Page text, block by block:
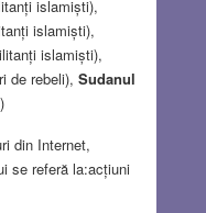
islamiști),
islamiști),
islamiști),
de rebeli), Sudanul
din Internet,
se referă la:acțiuni